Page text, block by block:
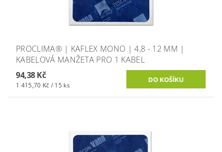
PROCLIMA® | KAFLEX MONO | 4,8 - 12 MM |
KABELOVÁ MANŽETA PRO 1 KABEL
94,38 Kč
1 415,70 Kč / 15 ks